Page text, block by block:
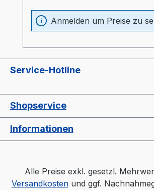
Materialbehälter und Heizung
wärmeisoliert (20mm)-
Materialbehälter aus Edelstahl
Luftverteiler" wie bei großen
Auslaßschieber- Sichtfenster-
Heizungsregler
Druckluftüberwachung-
Anmelden um Preise zu
Service-Hotline
Shopservice
Informationen
Alle Preise exkl. gesetzl.
Versandkostenund ggf.